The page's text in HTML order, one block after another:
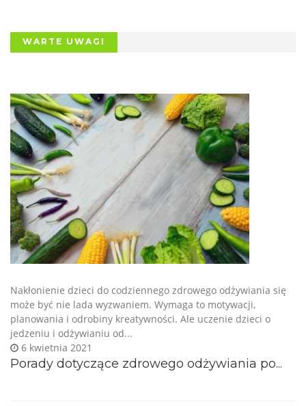
WARTE UWAGI
Porady dotyczące zdrowego odżywiania po...
6 kwietnia 2021
Nakłonienie dzieci do codziennego zdrowego odżywiania się
może być nie lada wyzwaniem. Wymaga to motywacji,
planowania i odrobiny kreatywności. Ale uczenie dzieci o
jedzeniu i odżywianiu od...